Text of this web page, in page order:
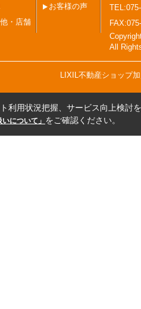
・店舗
お客様の声
All
LIXIL不動産ショップ
利用状況把握、サービス向上検討
について」 をご確認ください。